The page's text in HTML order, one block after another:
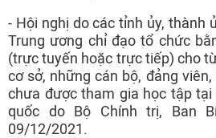
- Hội nghị do các tỉnh ủy, thành
Trung ương chỉ đạo tổ chức
(trực tuyến hoặc trực tiếp) cho
cơ sở, những cán bộ, đảng
chưa được tham gia học tập
quốc do Bộ Chính trị, Ban
09/12/2021.